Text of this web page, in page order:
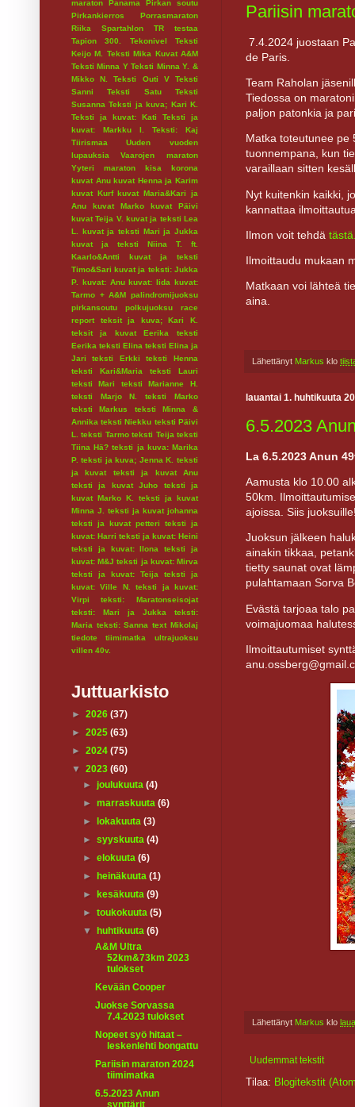
Pariisin
7.4.2024 juostaan
de Paris.
Team Raholan
Tiedossa on
paljon patonkia ja
Matka toteutunee pe
tuonnempana, kun
varaillaan sitten
Nyt kuitenkin kaikki,
kannattaa
Ilmon voit tehdä
Ilmoittaudu mukaan
Matkaan voi lähteä
aina.
Lähettänyt Markus klo
lauantai 1. huhtikuuta
6.5.2023
La 6.5.2023 Anun
Aamusta klo 10.00
50km.
ajoissa. Siis
Juoksun jälkeen
ainakin tikkaa,
tietty saunat ovat
pulahtamaan Sorva
Evästä tarjoaa talo
voimajuomaa
Ilmoittautumiset
Lähettänyt Markus klo
Uudemmat tekstit
Tilaa: Blogitekstit
maraton Panama
Pirkan soutu
Pirkankierros
Porrasmaraton
Riika
Spartahlon
TR testaa
Tapion 300.
Tekonivel
Teksti
Keijo M.
Teksti Mika Kuvat A&M
Teksti Minna Y Teksti Minna Y. &
Mikko N.
Teksti Outi V
Teksti
Sanni
Teksti Satu
Teksti
Susanna Teksti ja kuva; Kari K.
Teksti ja kuvat: Kati
Teksti ja
kuvat: Markku I.
Teksti: Kaj
Tiirismaa
Uuden vuoden
lupauksia
Vaarojen maraton
Yyteri maraton
kisa
korona
kuvat Anu kuvat Henna ja Karim
kuvat Kurf kuvat Maria&Kari ja
Anu
kuvat Marko
kuvat Päivi
kuvat Teija V. kuvat ja teksti Lea
L.
kuvat ja teksti Mari ja Jukka
kuvat ja teksti Niina T. ft.
Kaarlo&Antti
kuvat ja teksti
Timo&Sari kuvat ja teksti: Jukka
P.
kuvat: Anu kuvat: Iida kuvat:
Tarmo + A&M palindromijuoksu
pirkansoutu
polkujuoksu
race
report
teksit ja kuva; Kari K.
teksit ja kuvat Eerika
teksti
Eerika teksti Elina teksti Elina ja
Jari
teksti Erkki
teksti Henna
teksti Kari&Maria
teksti Lauri
teksti Mari
teksti Marianne H.
teksti Marjo N.
teksti Marko
teksti Markus
teksti Minna &
Annika teksti Niekku teksti Päivi
L.
teksti Tarmo teksti Teija teksti
Tiina Hä? teksti ja kuva: Marika
P. teksti ja kuva; Jenna K.
teksti
ja kuvat
teksti ja kuvat Anu
teksti ja kuvat Juho
teksti ja
kuvat Marko K.
teksti ja kuvat
Minna J.
teksti ja kuvat johanna
teksti ja kuvat petteri
teksti ja
kuvat: Harri teksti ja kuvat: Heini
teksti ja kuvat: Ilona
teksti ja
kuvat: M&J teksti ja kuvat: Mirva
teksti ja kuvat: Teija
teksti ja
kuvat: Ville N.
teksti ja kuvat:
Virpi
teksti: Maratonseisojat
teksti: Mari ja Jukka
teksti:
Maria teksti: Sanna text Mikolaj
tiedote
tiimimatka
ultrajuoksu
villen 40v.
Juttuarkisto
► 2026 (37)
► 2025 (63)
► 2024 (75)
▼ 2023 (60)
►joulukuuta(4)
►marraskuuta(6)
►
lokakuuta(3)
►syyskuuta(4)
►elokuuta(6)
►
heinäkuuta(1)
►
kesäkuuta(9)
►toukokuuta(5)
▼
huhtikuuta(6)
A&M Ultra
52km&73km 2023
tulokset
Kevään Cooper
Juokse Sorvassa
7.4.2023 tulokset
Nopeet syö hitaat –
leskenlehti bongattu
Pariisin maraton 2024
tiimimatka
6.5.2023 Anun
synttärit